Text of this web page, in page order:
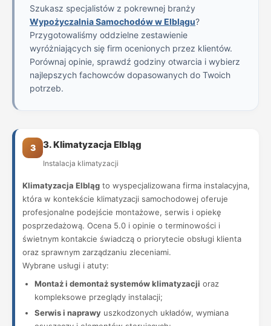
Szukasz specjalistów z pokrewnej branży
Wypożyczalnia Samochodów w Elblągu?
Przygotowaliśmy oddzielne zestawienie
wyróżniających się firm ocenionych przez klientów.
Porównaj opinie, sprawdź godziny otwarcia i wybierz
najlepszych fachowców dopasowanych do Twoich
potrzeb.
3 3. Klimatyzacja Elbląg
Instalacja klimatyzacji
Klimatyzacja Elbląg to wyspecjalizowana firma instalacyjna,
która w kontekście klimatyzacji samochodowej oferuje
profesjonalne podejście montażowe, serwis i opiekę
posprzedażową. Ocena 5.0 i opinie o terminowości i
świetnym kontakcie świadczą o priorytecie obsługi klienta
oraz sprawnym zarządzaniu zleceniami.
Wybrane usługi i atuty:
Montaż i demontaż systemów klimatyzacji oraz
kompleksowe przeglądy instalacji;
Serwis i naprawy uszkodzonych układów, wymiana